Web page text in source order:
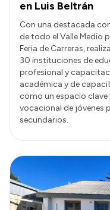
en Luis Beltrán
Con una destacada
de todo el Valle Medio
Feria de Carreras,
30 instituciones de
profesional y
académica y de
como un espacio
vocacional de jóvenes
secundarios.